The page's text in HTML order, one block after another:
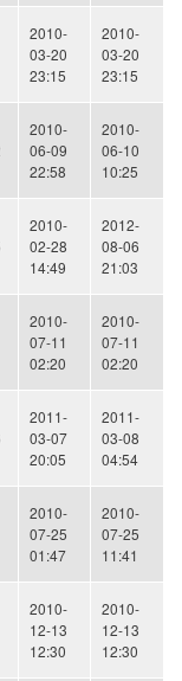
2010-
03-20
23:15
2010-
03-20
23:15
2010-
06-09
22:58
2010-
06-10
10:25
2010-
02-28
14:49
2012-
08-06
21:03
2010-
07-11
02:20
2010-
07-11
02:20
2011-
03-07
20:05
2011-
03-08
04:54
2010-
07-25
01:47
2010-
07-25
11:41
2010-
12-13
12:30
2010-
12-13
12:30